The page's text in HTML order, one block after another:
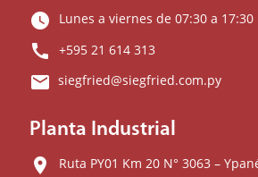
watch_later Lunes a viernes de 07:30 a 17:30
call +595 21 614 313
email siegfried@siegfried.com.py
Planta Industrial
location_on Ruta PY01 Km 20 N° 3063 –